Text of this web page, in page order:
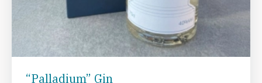
“Palladium” Gin